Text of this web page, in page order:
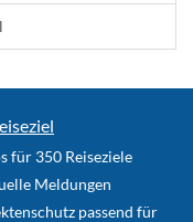
für 350 Reiseziele
Meldungen
passend für